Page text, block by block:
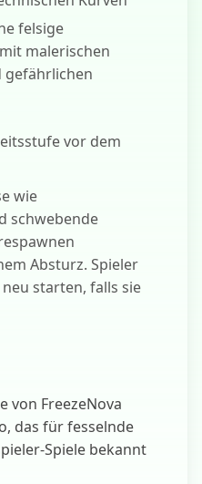
felsige
malerischen
gefährlichen
vor dem
wie
schwebende
Absturz. Spieler
starten, falls sie
von FreezeNova
das für fesselnde
Spiele bekannt